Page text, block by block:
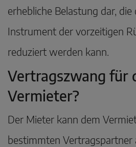
erhebliche Belastung dar, die
Instrument der vorzeitigen
reduziert werden kann.
Vertragszwang für
Vermieter?
Der Mieter kann dem
bestimmten Vertragspartner